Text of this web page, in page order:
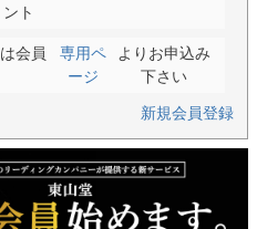
ント
会員
専用ペ
ージ
よりお申込み
下さい
新規会員登録